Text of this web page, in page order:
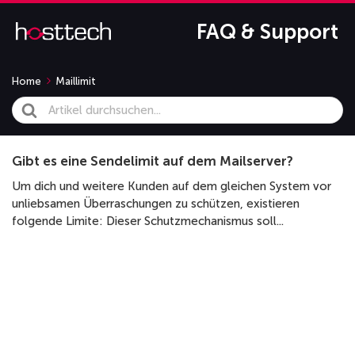
FAQ & Support
Home Maillimit
Search
For
Gibt es eine Sendelimit auf dem Mailserver?
Um dich und weitere Kunden auf dem gleichen System vor
unliebsamen Überraschungen zu schützen, existieren
folgende Limite: Dieser Schutzmechanismus soll...